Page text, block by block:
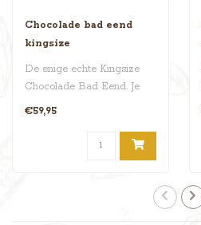
Chocolade bad eend
kingsize
De enige echte Kingsize
Chocolade Bad Eend. Je
kunt hem mee in bad
€59,95